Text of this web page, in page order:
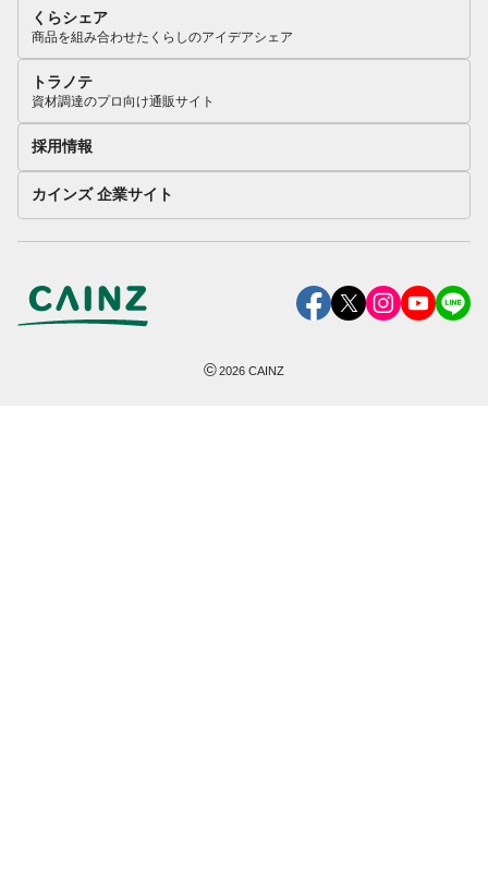
くらシェア
商品を組み合わせたくらしのアイデアシェア
トラノテ
資材調達のプロ向け通販サイト
採用情報
カインズ 企業サイト
©2026 CAINZ